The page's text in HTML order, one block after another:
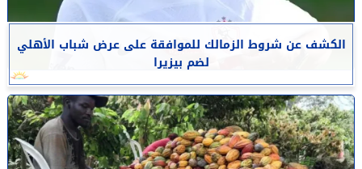
الكشف عن شروط الزمالك للموافقة على عرض شباب الأهلي
لضم بيزيرا